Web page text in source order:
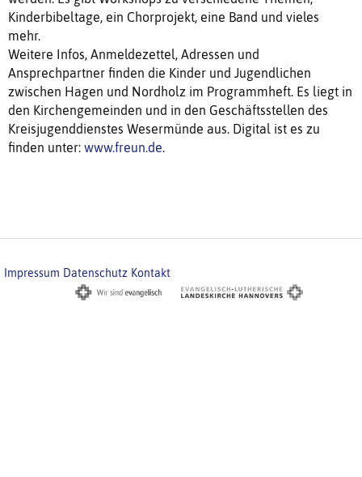
Kinderbibeltage, ein Chorprojekt, eine Band und vieles
mehr.
Weitere Infos, Anmeldezettel, Adressen und
Ansprechpartner finden die Kinder und Jugendlichen
zwischen Hagen und Nordholz im Programmheft. Es liegt in
den Kirchengemeinden und in den Geschäftsstellen des
Kreisjugenddienstes Wesermünde aus. Digital ist es zu
finden unter: www.freun.de.
Impressum Datenschutz Kontakt